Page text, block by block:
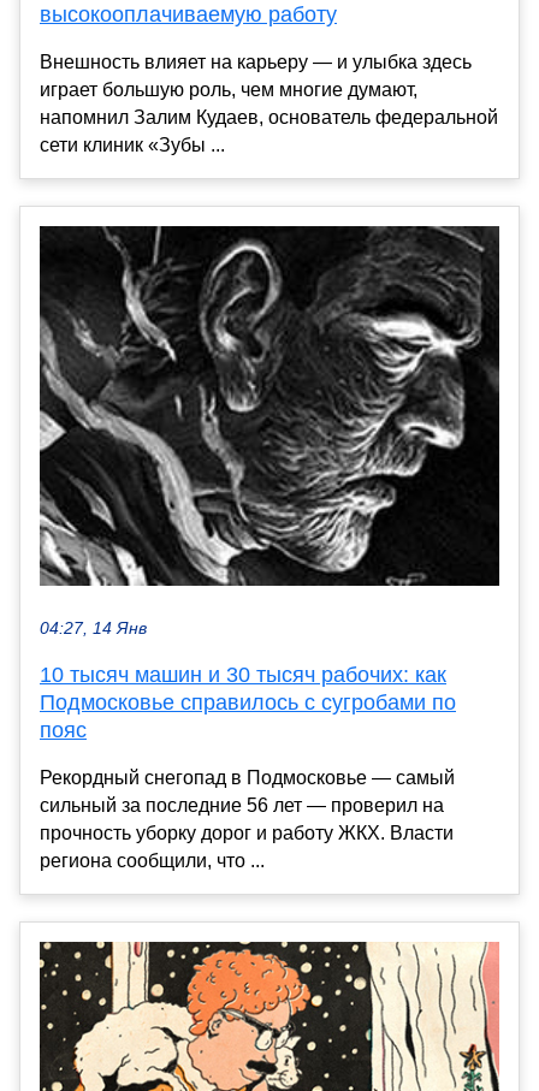
высокооплачиваемую работу
Внешность влияет на карьеру — и улыбка здесь
играет большую роль, чем многие думают,
напомнил Залим Кудаев, основатель федеральной
сети клиник «Зубы ...
04:27, 14 Янв
10 тысяч машин и 30 тысяч рабочих: как
Подмосковье справилось с сугробами по
пояс
Рекордный снегопад в Подмосковье — самый
сильный за последние 56 лет — проверил на
прочность уборку дорог и работу ЖКХ. Власти
региона сообщили, что ...